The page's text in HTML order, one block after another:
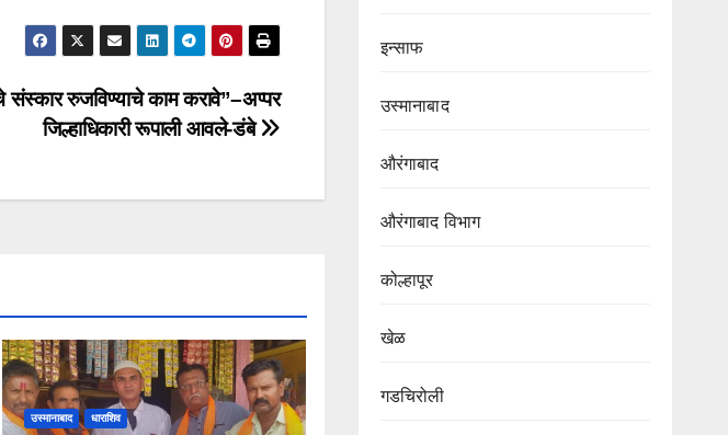
संस्कार रुजविण्याचे काम करावे”–अप्पर
जिल्हाधिकारी रूपाली आवले-डंबे
उस्मानाबाद धाराशिव
इन्साफ
उस्मानाबाद
औरंगाबाद
औरंगाबाद विभाग‌
कोल्हापूर
खेळ
गडचिरोली